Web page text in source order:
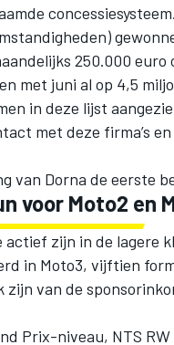
250.000
met juni al op 4,5
in deze lijst
met deze firma’s
van Dorna de eerste
voor Moto2 en
zijn in de lagere
in Moto3, vijftien
van de
Prix-niveau, NTS